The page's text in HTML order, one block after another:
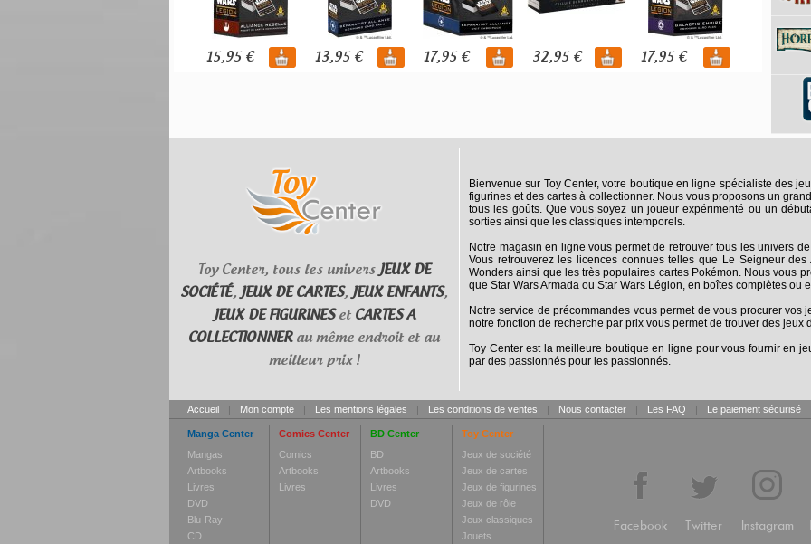
15,95 € 13,95 € 17,95 € 32,95 € 17,95 €
Toy Center, tous les univers JEUX DE
SOCIÉTÉ, JEUX DE CARTES, JEUX ENFANTS,
JEUX DE FIGURINESet CARTES A
COLLECTIONNERau même endroit et au
meilleur prix !
Bienvenue sur Toy Center, votre boutique en ligne spécialiste des
figurines et des cartes à collectionner. Nous vous proposons un
tous les goûts. Que vous soyez un joueur expérimenté ou un
sorties ainsi que les classiques intemporels.
Notre magasin en ligne vous permet de retrouver tous les univers
Vous retrouverez les licences connues telles que Le Seigneur
Wonders ainsi que les très populaires cartes Pokémon. Nous vous
que Star Wars Armada ou Star Wars Légion, en boîtes complètes ou
Notre service de précommandes vous permet de vous procurer vos
notre fonction de recherche par prix vous permet de trouver des jeux
Toy Center est la meilleure boutique en ligne pour vous fournir en
par des passionnés pour les passionnés.
Accueil | Mon compte | Les mentions légales | Les conditions de ventes | Nous contacter | Les FAQ | Le paiement sécurisé
Manga Center
Mangas
Artbooks
Livres
DVD
Blu-Ray
CD
Comics Center
Comics
Artbooks
Livres
BD Center
BD
Artbooks
Livres
DVD
Toy Center
Jeux de société
Jeux de cartes
Jeux de figurines
Jeux de rôle
Jeux classiques
Jouets
Facebook Twitter Instagram